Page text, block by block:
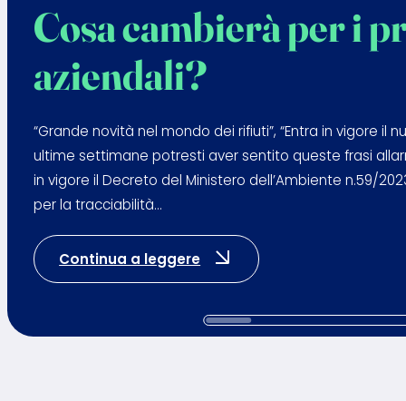
Cosa cambierà per i
aziendali?
“Grande novità nel mondo dei rifiuti”, “Entra in vigore il
ultime settimane potresti aver sentito queste frasi
in vigore il Decreto del Ministero dell’Ambiente n.59/
per la tracciabilità…
Continua a leggere : Cosa cambierà per i